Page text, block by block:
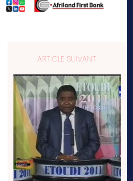
ARTICLE SUIVANT